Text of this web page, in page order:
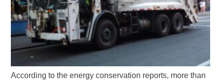
According to the energy conservation reports, more than